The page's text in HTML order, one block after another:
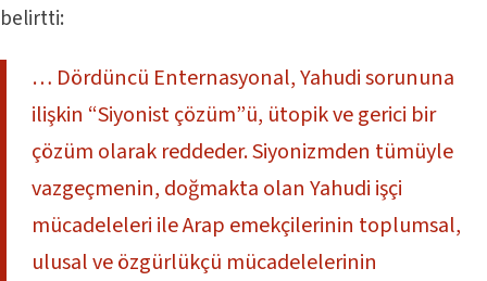
belirtti:
… Dördüncü Enternasyonal, Yahudi sorununa
ilişkin “Siyonist çözüm”ü, ütopik ve gerici bir
çözüm olarak reddeder. Siyonizmden tümüyle
vazgeçmenin, doğmakta olan Yahudi işçi
mücadeleleri ile Arap emekçilerinin toplumsal,
ulusal ve özgürlükçü mücadelelerinin